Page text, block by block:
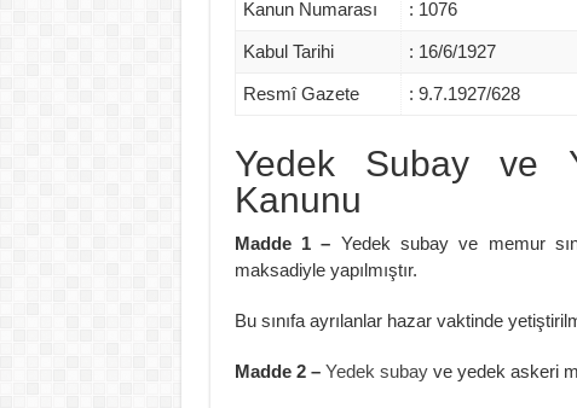
Kanun Numarası : 1076
Kabul Tarihi : 16/6/1927
Resmî Gazete : 9.7.1927/628
Yedek Subay ve
Kanunu
Madde 1 – Yedek subay ve memur
maksadiyle yapılmıştır.
Bu sınıfa ayrılanlar hazar vaktinde
Madde 2 – Yedek subayve yedek askeri